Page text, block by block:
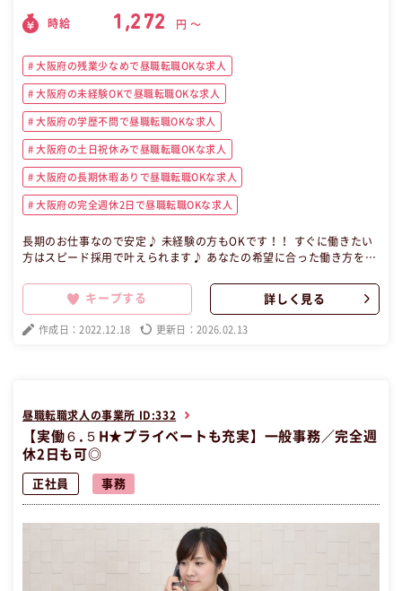
時給 1,272 円 〜
大阪府の残業少なめで昼職転職OKな求人
大阪府の未経験OKで昼職転職OKな求人
大阪府の学歴不問で昼職転職OKな求人
大阪府の土日祝休みで昼職転職OKな求人
大阪府の長期休暇ありで昼職転職OKな求人
大阪府の完全週休2日で昼職転職OKな求人
長期のお仕事なので安定♪ 未経験の方もOKです！！ すぐに働きたい
方はスピード採用で叶えられます♪ あなたの希望に合った働き方を提
遣事務の昼職へ転職したい方の求人です。
キープする 詳しく見る
作成日：2022.12.18 更新日：2026.02.13
昼職転職求人の事業所 ID:332
【実働６.５H★プライベートも充実】一般事務／完全週
休2日も可◎
正社員 事務